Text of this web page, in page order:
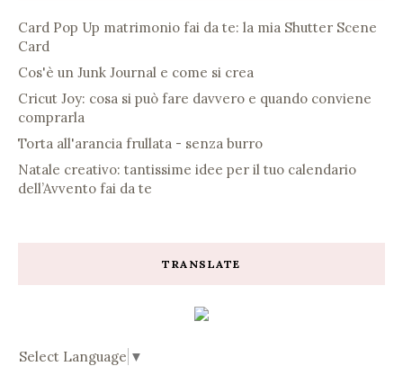
Card Pop Up matrimonio fai da te: la mia Shutter Scene
Card
Cos'è un Junk Journal e come si crea
Cricut Joy: cosa si può fare davvero e quando conviene
comprarla
Torta all'arancia frullata - senza burro
Natale creativo: tantissime idee per il tuo calendario
dell’Avvento fai da te
TRANSLATE
Select Language ▼